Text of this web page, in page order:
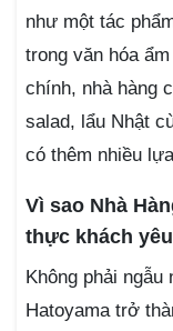
như một tác
trong văn hóa
chính, nhà hàng
salad, lẩu Nhật
có thêm nhiều
Vì sao Nhà
thực khách
Không phải ngẫu
Hatoyama trở